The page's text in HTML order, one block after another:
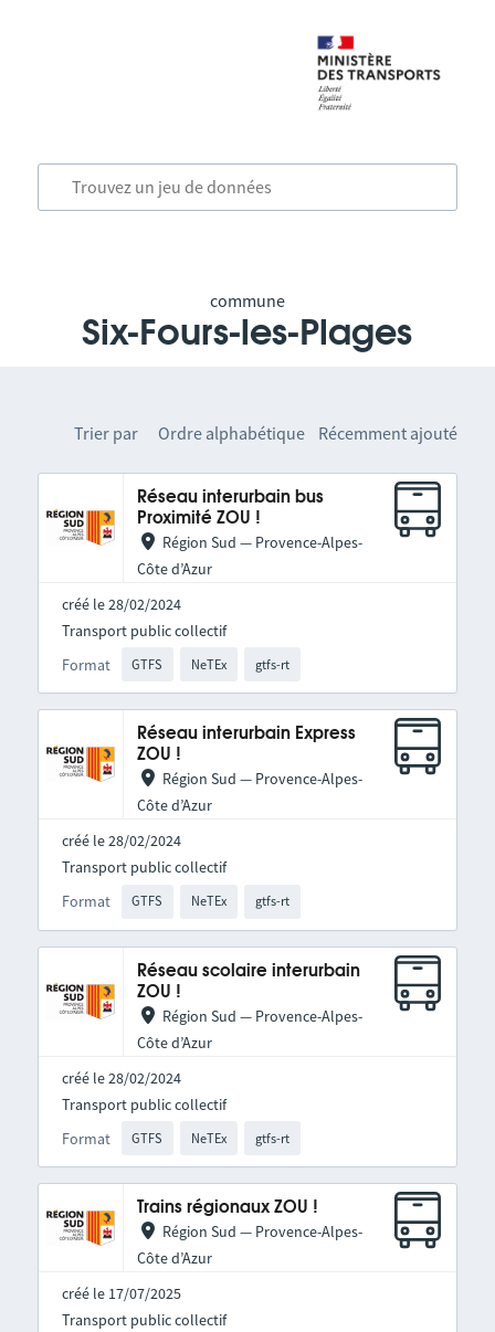
commune
Six-Fours-les-Plages
Trier par Ordre alphabétique Récemment ajouté
Réseau interurbain bus
Proximité ZOU !
Région Sud — Provence-Alpes-
Côte d’Azur
créé le 28/02/2024
Format GTFS NeTEx gtfs-rt
Transport public collectif
Réseau interurbain Express
ZOU !
Région Sud — Provence-Alpes-
Côte d’Azur
créé le 28/02/2024
Format GTFS NeTEx gtfs-rt
Transport public collectif
Réseau scolaire interurbain
ZOU !
Région Sud — Provence-Alpes-
Côte d’Azur
créé le 28/02/2024
Format GTFS NeTEx gtfs-rt
Transport public collectif
Trains régionaux ZOU !
Région Sud — Provence-Alpes-
Côte d’Azur
créé le 17/07/2025
Transport public collectif